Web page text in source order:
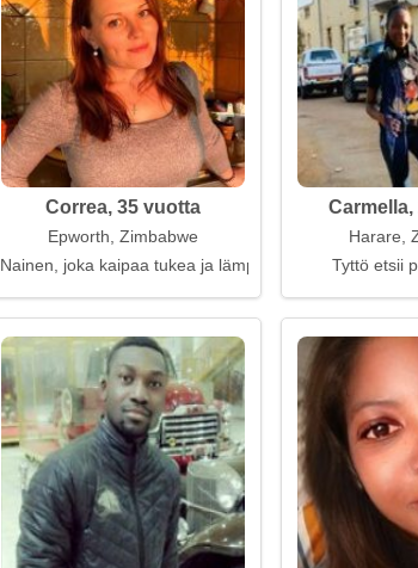
Correa, 35 vuotta
Epworth, Zimbabwe
Nainen, joka kaipaa tukea ja lämpöä
Harare,
Tyttö etsii